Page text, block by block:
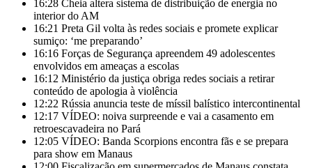
16:28 Cheia altera sistema de distribuição de energia no
interior do AM
16:21 Preta Gil volta às redes sociais e promete explicar
sumiço: ‘me preparando’
16:16 Forças de Segurança apreendem 49 adolescentes
envolvidos em ameaças a escolas
16:12 Ministério da justiça obriga redes sociais a retirar
conteúdo de apologia à violência
12:22 Rússia anuncia teste de míssil balístico intercontinental
12:17 VÍDEO: noiva surpreende e vai a casamento em
retroescavadeira no Pará
12:05 VÍDEO: Banda Scorpions encontra fãs e se prepara
para show em Manaus